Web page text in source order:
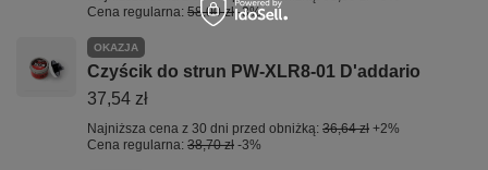
Cena regularna: 58,00 zł -3%
OKAZJA
Czyścik do strun PW-XLR8-01 D'addario
37,54 zł
Najniższa cena z 30 dni przed obniżką: 36,64 zł +2%
Cena regularna: 38,70 zł -3%